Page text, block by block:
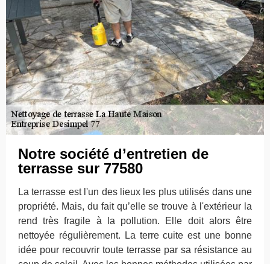
Notre société d’entretien de
terrasse sur 77580
La terrasse est l'un des lieux les plus utilisés dans une
propriété. Mais, du fait qu’elle se trouve à l'extérieur la
rend très fragile à la pollution. Elle doit alors être
nettoyée régulièrement. La terre cuite est une bonne
idée pour recouvrir toute terrasse par sa résistance au